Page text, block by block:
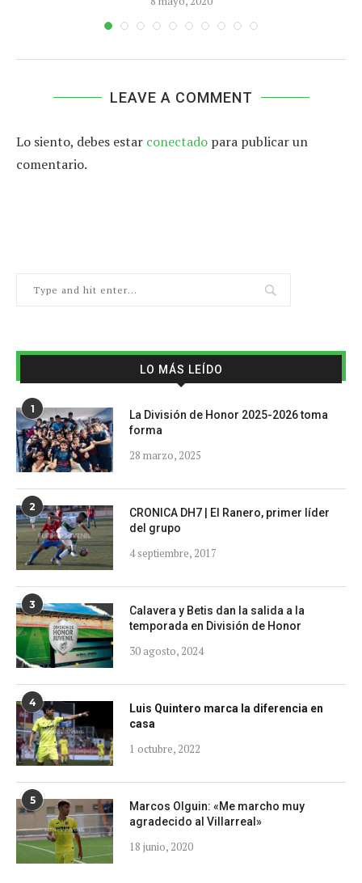
LEAVE A COMMENT
Lo siento, debes estar conectado para publicar un
comentario.
LO MÁS LEÍDO
1
La División de Honor 2025-2026 toma
forma
28 marzo, 2025
2
CRONICA DH7 | El Ranero, primer líder
del grupo
4 septiembre, 2017
3
Calavera y Betis dan la salida a la
temporada en División de Honor
30 agosto, 2024
4
Luis Quintero marca la diferencia en
casa
1 octubre, 2022
5
Marcos Olguin: «Me marcho muy
agradecido al Villarreal»
18 junio, 2020